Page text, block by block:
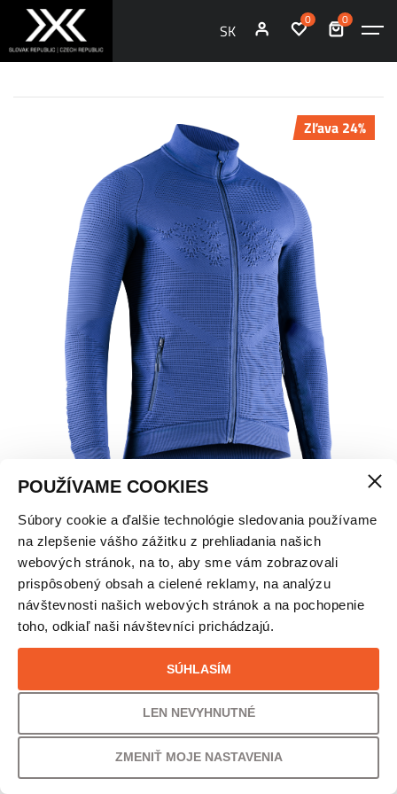
POUŽÍVAME COOKIES
Súbory cookie a ďalšie technológie sledovania používame
na zlepšenie vášho zážitku z prehliadania našich
webových stránok, na to, aby sme vám zobrazovali
prispôsobený obsah a cielené reklamy, na analýzu
návštevnosti našich webových stránok a na pochopenie
toho, odkiaľ naši návštevníci prichádzajú.
SÚHLASÍM
LEN NEVYHNUTNÉ
ZMENIŤ MOJE NASTAVENIA
SK
0 0
Zľava 24%
X-BIONIC INSTRUCTOR 4.0 MIKINA – PÁNSKA
VEĽKOSŤ
M
230,00€
UŠETRÍTE
24% /55,00€